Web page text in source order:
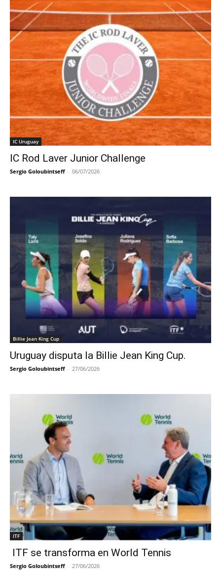
IC Uruguay
IC Rod Laver Junior Challenge
Sergio Goloubintseff - 06/07/2026
Billie Jean King Cup
Uruguay disputa la Billie Jean King Cup.
Sergio Goloubintseff - 27/06/2026
ITF
ITF se transforma en World Tennis
Sergio Goloubintseff - 27/06/2026